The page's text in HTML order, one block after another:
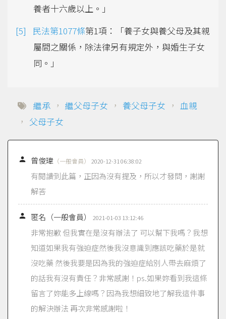
養者十六歲以上。」
民法第1077條第1項：「養子女與養父母及其親
屬間之關係，除法律另有規定外，與婚生子女
同。」
繼承 ， 繼父母子女 ， 養父母子女 ， 血親
， 父母子女
 曾俊瑋 （一般會員） 2020-12-31 06:38:02
有閱讀到此篇，正因為沒有提及，所以才發問，謝謝
解答
 匿名（一般會員） 2021-01-03 13:12:46
非常抱歉 但我實在是沒有辦法了 可以幫下我嗎？我想
知道如果我有強迫症然後我沒意識到應該吃藥於是就
沒吃藥 然後我要是因為我的強迫症給別人帶去麻煩了
的話我有沒有責任？非常感謝！ps.如果妳看到我這條
留言了妳能多上線嗎？因為我想細致地了解我這件事
的解決辦法 再次非常感謝啦！